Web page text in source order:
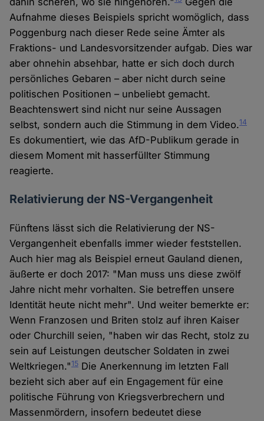
Aufnahme dieses Beispiels spricht womöglich, dass
Poggenburg nach dieser Rede seine Ämter als
Fraktions- und Landesvorsitzender aufgab. Dies war
aber ohnehin absehbar, hatte er sich doch durch
persönliches Gebaren – aber nicht durch seine
politischen Positionen – unbeliebt gemacht.
Beachtenswert sind nicht nur seine Aussagen
selbst, sondern auch die Stimmung in dem Video.14
Es dokumentiert, wie das AfD-Publikum gerade in
diesem Moment mit hasserfüllter Stimmung
reagierte.
Relativierung der NS-Vergangenheit
Fünftens lässt sich die Relativierung der NS-
Vergangenheit ebenfalls immer wieder feststellen.
Auch hier mag als Beispiel erneut Gauland dienen,
äußerte er doch 2017: "Man muss uns diese zwölf
Jahre nicht mehr vorhalten. Sie betreffen unsere
Identität heute nicht mehr". Und weiter bemerkte er:
Wenn Franzosen und Briten stolz auf ihren Kaiser
oder Churchill seien, "haben wir das Recht, stolz zu
sein auf Leistungen deutscher Soldaten in zwei
Weltkriegen."15 Die Anerkennung im letzten Fall
bezieht sich aber auf ein Engagement für eine
politische Führung von Kriegsverbrechern und
Massenmördern, insofern bedeutet diese